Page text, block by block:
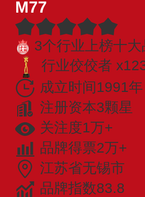
M77
3个行业上榜十大
行业佼佼者
成立时间1991年
注册资本3颗星
关注度1万+
品牌得票2万+
江苏省无锡市
品牌指数83.8